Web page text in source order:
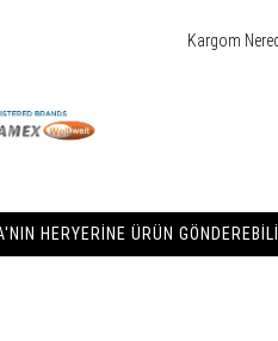
Kargom
HERYERINE ÜRÜN